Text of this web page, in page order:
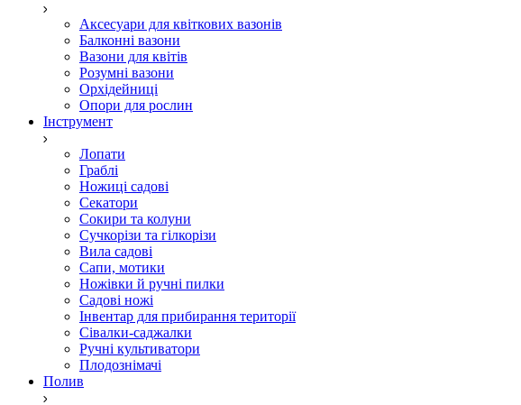
Аксесуари для квіткових вазонів
Балконні вазони
Вазони для квітів
Розумні вазони
Орхідейниці
Опори для рослин
Інструмент
Лопати
Граблі
Ножиці садові
Секатори
Сокири та колуни
Сучкорізи та гілкорізи
Вила садові
Сапи, мотики
Ножівки й ручні пилки
Садові ножі
Інвентар для прибирання території
Сівалки-саджалки
Ручні культиватори
Плодознімачі
Полив